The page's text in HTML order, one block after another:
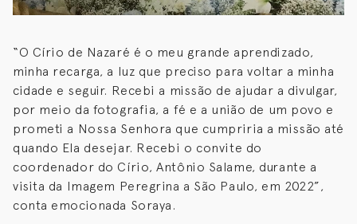
“O Círio de Nazaré é o meu grande aprendizado,
minha recarga, a luz que preciso para voltar a minha
cidade e seguir. Recebi a missão de ajudar a divulgar,
por meio da fotografia, a fé e a união de um povo e
prometi a Nossa Senhora que cumpriria a missão até
quando Ela desejar. Recebi o convite do
coordenador do Círio, Antônio Salame, durante a
visita da Imagem Peregrina a São Paulo, em 2022”,
conta emocionada Soraya.